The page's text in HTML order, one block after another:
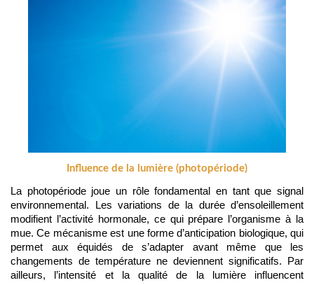
Influence de la lumière (photopériode)
La photopériode joue un rôle fondamental en tant que signal
environnemental. Les variations de la durée d’ensoleillement
modifient l’activité hormonale, ce qui prépare l’organisme à la
mue. Ce mécanisme est une forme d’anticipation biologique, qui
permet aux équidés de s’adapter avant même que les
changements de température ne deviennent significatifs. Par
ailleurs, l’intensité et la qualité de la lumière influencent